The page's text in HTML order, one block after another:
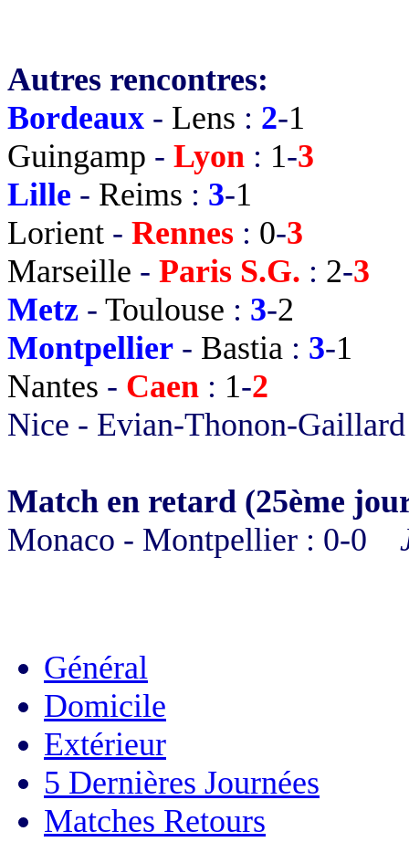
Autres rencontres:
Bordeaux - Lens : 2-1
Guingamp - Lyon : 1-3
Lille - Reims : 3-1
Lorient - Rennes : 0-3
Marseille - Paris S.G. : 2-3
Metz - Toulouse : 3-2
Montpellier - Bastia : 3-1
Nantes - Caen : 1-2
Nice - Evian-Thonon-Gaillard
Match en retard (25ème
Monaco - Montpellier : 0-0
Général
Domicile
Extérieur
5 Dernières Journées
Matches Retours